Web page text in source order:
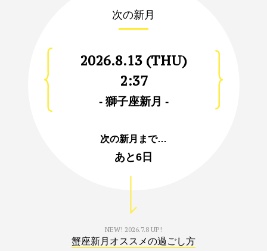
次の新月
2026.8.13 (THU)
2:37
- 獅子座新月 -
次の新月まで…
あと6日
NEW! 2026.7.8 UP!
蟹座新月オススメの過ごし方